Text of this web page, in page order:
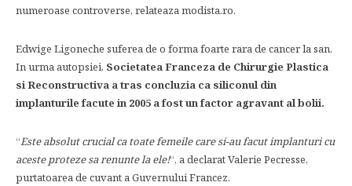
numeroase controverse, relateaza modista.ro.
Edwige Ligoneche suferea de o forma foarte rara de cancer la san.
In urma autopsiei, Societatea Franceza de Chirurgie Plastica
si Reconstructiva a tras concluzia ca siliconul din
implanturile facute in 2005 a fost un factor agravant al bolii.
“Este absolut crucial ca toate femeile care si-au facut implanturi cu
aceste proteze sa renunte la ele!“, a declarat Valerie Pecresse,
purtatoarea de cuvant a Guvernului Francez.